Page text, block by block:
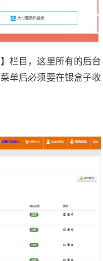
栏目，这里所有的后台
单后必须要在银盒子收